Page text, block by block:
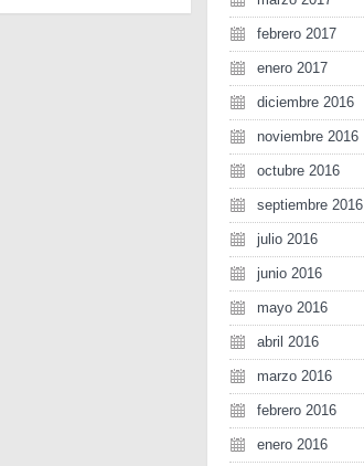
febrero 2017
enero 2017
diciembre 2016
noviembre 2016
octubre 2016
septiembre 2016
julio 2016
junio 2016
mayo 2016
abril 2016
marzo 2016
febrero 2016
enero 2016